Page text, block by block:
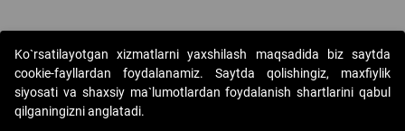
Copyright © 2017-2026. "Elektron onlayn-auksionlarni
Ko`rsatilayotgan xizmatlarni yaxshilash maqsadida biz saytda
cookie-fayllardan foydalanamiz. Saytda qolishingiz, maxfiylik
siyosati va shaxsiy ma`lumotlardan foydalanish shartlarini qabul
qilganingizni anglatadi.